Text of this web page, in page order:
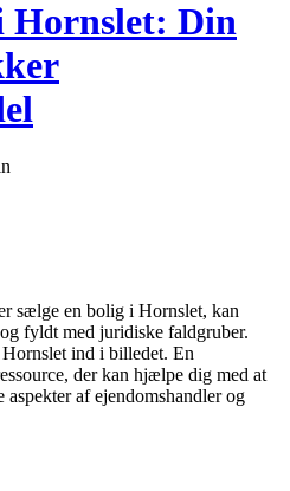
Hornslet: Din
sælge en bolig i Hornslet, kan
fyldt med juridiske faldgruber.
ind i billedet. En
der kan hjælpe dig med at
af ejendomshandler og